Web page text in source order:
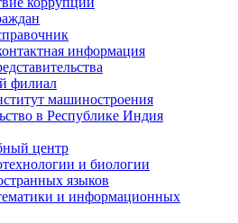
информация
филиал
машиностроения
в Республике Индия
центр
и биологии
языков
и информационных